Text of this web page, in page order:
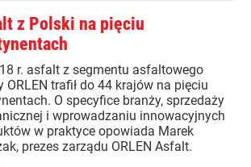
z Polski na pięciu
r. asfalt z segmentu asfaltowego
ORLEN trafił do 44 krajów na pięciu
O specyfice branży, sprzedaży
i wprowadzaniu innowacyjnych
w praktyce opowiada Marek
prezes zarządu ORLEN Asfalt.